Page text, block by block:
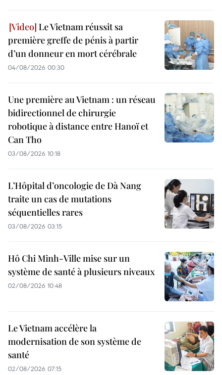
Le Vietnam réussit sa
première greffe de pénis à partir
d’un donneur en mort cérébrale
04/08/2026 00:30
Une première au Vietnam : un réseau
bidirectionnel de chirurgie
robotique à distance entre Hanoï et
Can Tho
03/08/2026 10:18
L’Hôpital d’oncologie de Dà Nang
traite un cas de mutations
séquentielles rares
03/08/2026 03:15
Hô Chi Minh-Ville mise sur un
système de santé à plusieurs niveaux
02/08/2026 10:48
Le Vietnam accélère la
modernisation de son système de
santé
02/08/2026 07:15